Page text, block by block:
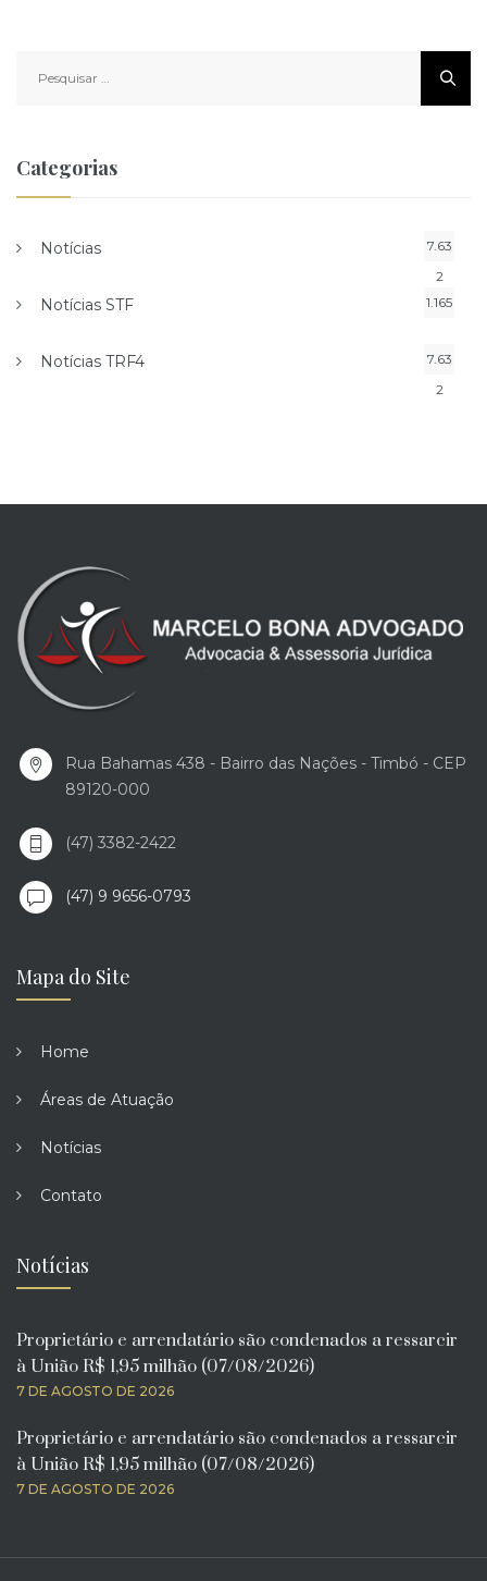
por:
Categorias
Notícias
7.63
2
Notícias STF 1.165
Notícias TRF4
7.63
2
Rua Bahamas 438 - Bairro das Nações - Timbó - CEP
89120-000
(47) 3382-2422
(47) 9 9656-0793
Mapa do Site
Home
Áreas de Atuação
Notícias
Contato
Notícias
Proprietário e arrendatário são condenados a ressarcir
à União R$ 1,95 milhão (07/08/2026)
7 DE AGOSTO DE 2026
Proprietário e arrendatário são condenados a ressarcir
à União R$ 1,95 milhão (07/08/2026)
7 DE AGOSTO DE 2026